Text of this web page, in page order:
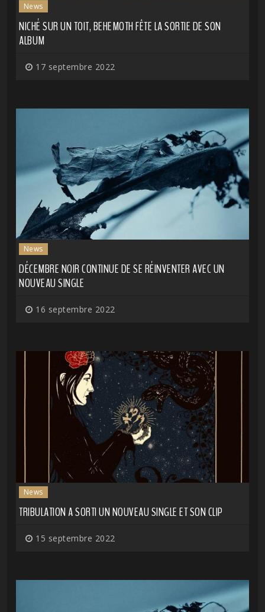
News
NICHÉ SUR UN TOIT, BEHEMOTH FÊTE LA SORTIE DE SON
ALBUM
17 septembre 2022
News
DÉCEMBRE NOIR CONTINUE DE SE RÉINVENTER AVEC UN
NOUVEAU SINGLE
16 septembre 2022
News
TRIBULATION A SORTI UN NOUVEAU SINGLE ET SON CLIP
15 septembre 2022